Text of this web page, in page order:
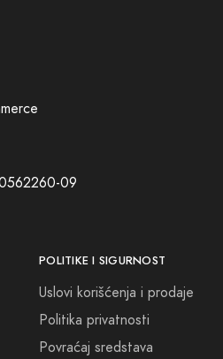
09
POLITIKE I SIGURNOST
Uslovi korišćenja i prodaje
Politika privatnosti
Povraćaj sredstava